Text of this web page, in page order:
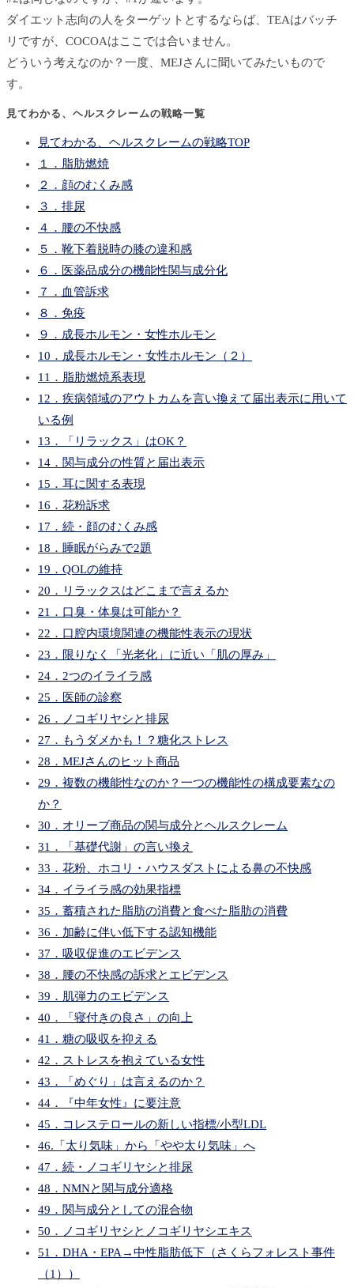
ダイエット志向の人をターゲットとするならば、TEAはバッチ
リですが、COCOAはここでは合いません。
どういう考えなのか？一度、MEJさんに聞いてみたいもので
す。
見てわかる、ヘルスクレームの戦略一覧
見てわかる、ヘルスクレームの戦略TOP
１．脂肪燃焼
２．顔のむくみ感
３．排尿
４．腰の不快感
５．靴下着脱時の膝の違和感
６．医薬品成分の機能性関与成分化
７．血管訴求
８．免疫
９．成長ホルモン・女性ホルモン
10．成長ホルモン・女性ホルモン（２）
11．脂肪燃焼系表現
12．疾病領域のアウトカムを言い換えて届出表示に用いて
いる例
13．「リラックス」はOK？
14．関与成分の性質と届出表示
15．耳に関する表現
16．花粉訴求
17．続・顔のむくみ感
18．睡眠がらみで2題
19．QOLの維持
20．リラックスはどこまで言えるか
21．口臭・体臭は可能か？
22．口腔内環境関連の機能性表示の現状
23．限りなく「光老化」に近い「肌の厚み」
24．2つのイライラ感
25．医師の診察
26．ノコギリヤシと排尿
27．もうダメかも！？糖化ストレス
28．MEJさんのヒット商品
29．複数の機能性なのか？一つの機能性の構成要素なの
か？
30．オリーブ商品の関与成分とヘルスクレーム
31．「基礎代謝」の言い換え
33．花粉、ホコリ・ハウスダストによる鼻の不快感
34．イライラ感の効果指標
35．蓄積された脂肪の消費と食べた脂肪の消費
36．加齢に伴い低下する認知機能
37．吸収促進のエビデンス
38．腰の不快感の訴求とエビデンス
39．肌弾力のエビデンス
40．「寝付きの良さ」の向上
41．糖の吸収を抑える
42．ストレスを抱えている女性
43．「めぐり」は言えるのか？
44．『中年女性』に要注意
45．コレステロールの新しい指標/小型LDL
46.「太り気味」から「やや太り気味」へ
47．続・ノコギリヤシと排尿
48．NMNと関与成分適格
49．関与成分としての混合物
50．ノコギリヤシとノコギリヤシエキス
51．DHA・EPA→中性脂肪低下（さくらフォレスト事件
（1））